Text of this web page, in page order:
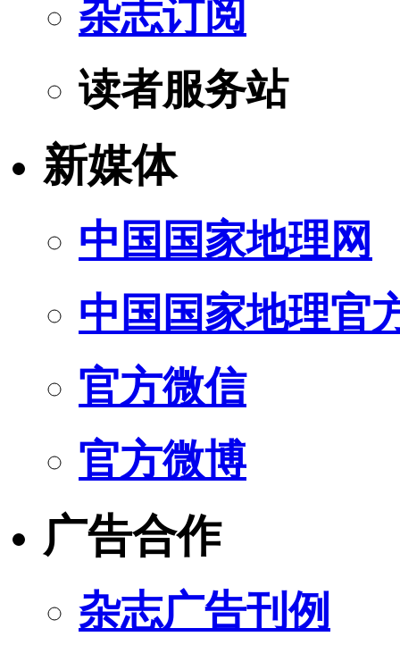
杂志订阅
读者服务站
新媒体
中国国家地理网
中国国家地理官
官方微信
官方微博
广告合作
杂志广告刊例